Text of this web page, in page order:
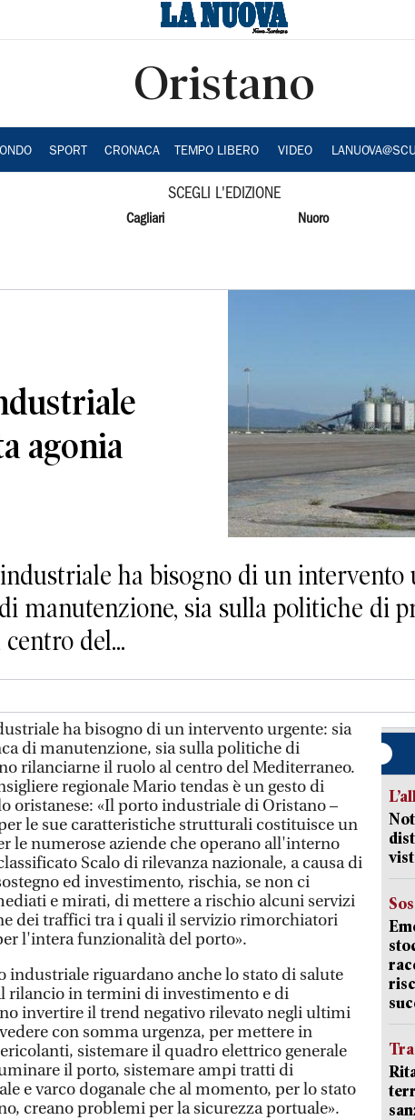
Oristano
SPORT CRONACA TEMPO LIBERO VIDEO
SCEGLI L'EDIZIONE
Cagliari Nuoro
agonia
ha bisogno di un intervento
manutenzione, sia sulla politiche di
del...
ha bisogno di un intervento urgente: sia
di manutenzione, sia sulla politiche di
rilanciarne il ruolo al centro del Mediterraneo.
regionale Mario tendas è un gesto di
oristanese: «Il porto industriale di Oristano –
le sue caratteristiche strutturali costituisce un
le numerose aziende che operano all'interno
Scalo di rilevanza nazionale, a causa di
ed investimento, rischia, se non ci
e mirati, di mettere a rischio alcuni servizi
dei traffici tra i quali il servizio rimorchiatori
l'intera funzionalità del porto».
industriale riguardano anche lo stato di salute
rilancio in termini di investimento e di
invertire il trend negativo rilevato negli ultimi
con somma urgenza, per mettere in
sistemare il quadro elettrico generale
il porto, sistemare ampi tratti di
e varco doganale che al momento, per lo stato
creano problemi per la sicurezza portuale».